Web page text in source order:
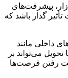
پیشرفت‌های
گذار باشد که
داخلی مانند
می‌تواند بر
رفتن فرصت‌ها